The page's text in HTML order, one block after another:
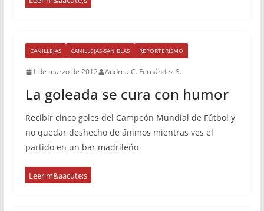
CANILLEJAS CANILLEJAS-SAN BLAS REPORTERISMO
1 de marzo de 2012 Andrea C. Fernández S.
La goleada se cura con humor
Recibir cinco goles del Campeón Mundial de Fútbol y
no quedar deshecho de ánimos mientras ves el
partido en un bar madrileño